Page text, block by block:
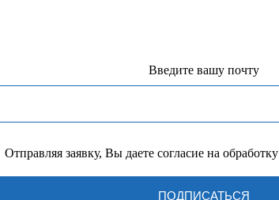
Введите вашу почту
Отправляя заявку, Вы даете согласие на обработку
ПОДПИСАТЬСЯ